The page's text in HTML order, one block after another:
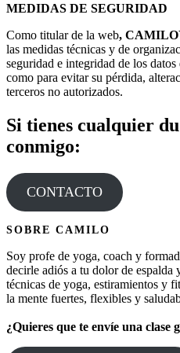
MEDIDAS DE SEGURIDAD
Como titular de la web,
las medidas técnicas y de
seguridad e integridad de los
como para evitar su pérdida,
terceros no autorizados.
Si tienes cualquier
conmigo:
CONTACTO
SOBRE CAMILO
Soy profe de yoga, coach y
decirle adiós a tu dolor de espalda
técnicas de yoga, estiramientos y
la mente fuertes, flexibles y
¿Quieres que te envíe una clase